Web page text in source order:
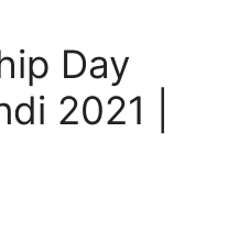
Day
2021 |